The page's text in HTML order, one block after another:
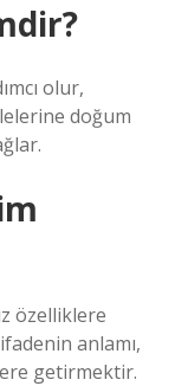
olur,
doğum
özelliklere
anlamı,
getirmektir.